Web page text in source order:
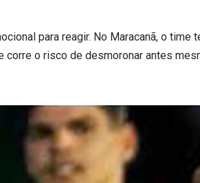
para reagir. No Maracanã, o time
o risco de desmoronar antes